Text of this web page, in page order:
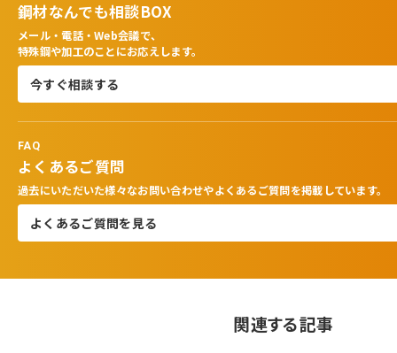
鋼材なんでも相談BOX
メール・電話・Web会議で、
特殊鋼や加工のことにお応えします。
今すぐ相談する
FAQ
よくあるご質問
過去にいただいた様々なお問い合わせやよくあるご質問を掲載しています。
よくあるご質問を見る
関連する記事